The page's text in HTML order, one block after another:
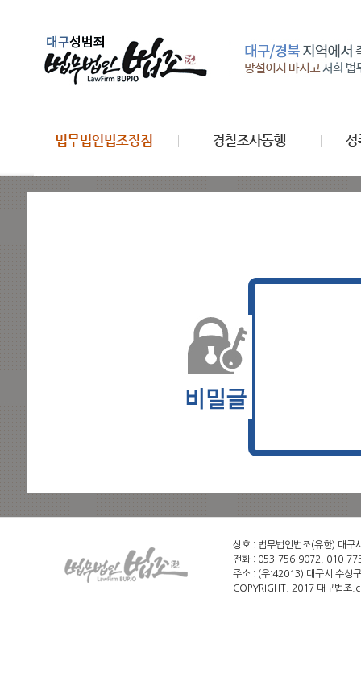
상호 : 법무법인법조(유한) 대
전화 : 053-756-9072, 010-
주소 : (우:42013) 대구시 수성
COPYRIGHT. 2017 대구법조